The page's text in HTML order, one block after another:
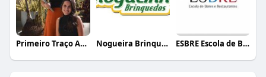
Primeiro Traço Arquitetura Nogueira Brinquedos ESBRE Escola de Bares e Restaurantes